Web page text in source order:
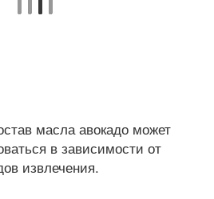
масла авокадо может
в зависимости от
извлечения.